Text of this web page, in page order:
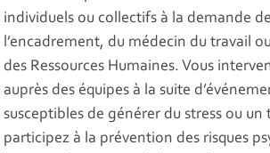
individuels ou collectifs à la demande
l’encadrement, du médecin du travail
des Ressources Humaines. Vous
auprès des équipes à la suite
susceptibles de générer du stress ou
participez à la prévention des risques